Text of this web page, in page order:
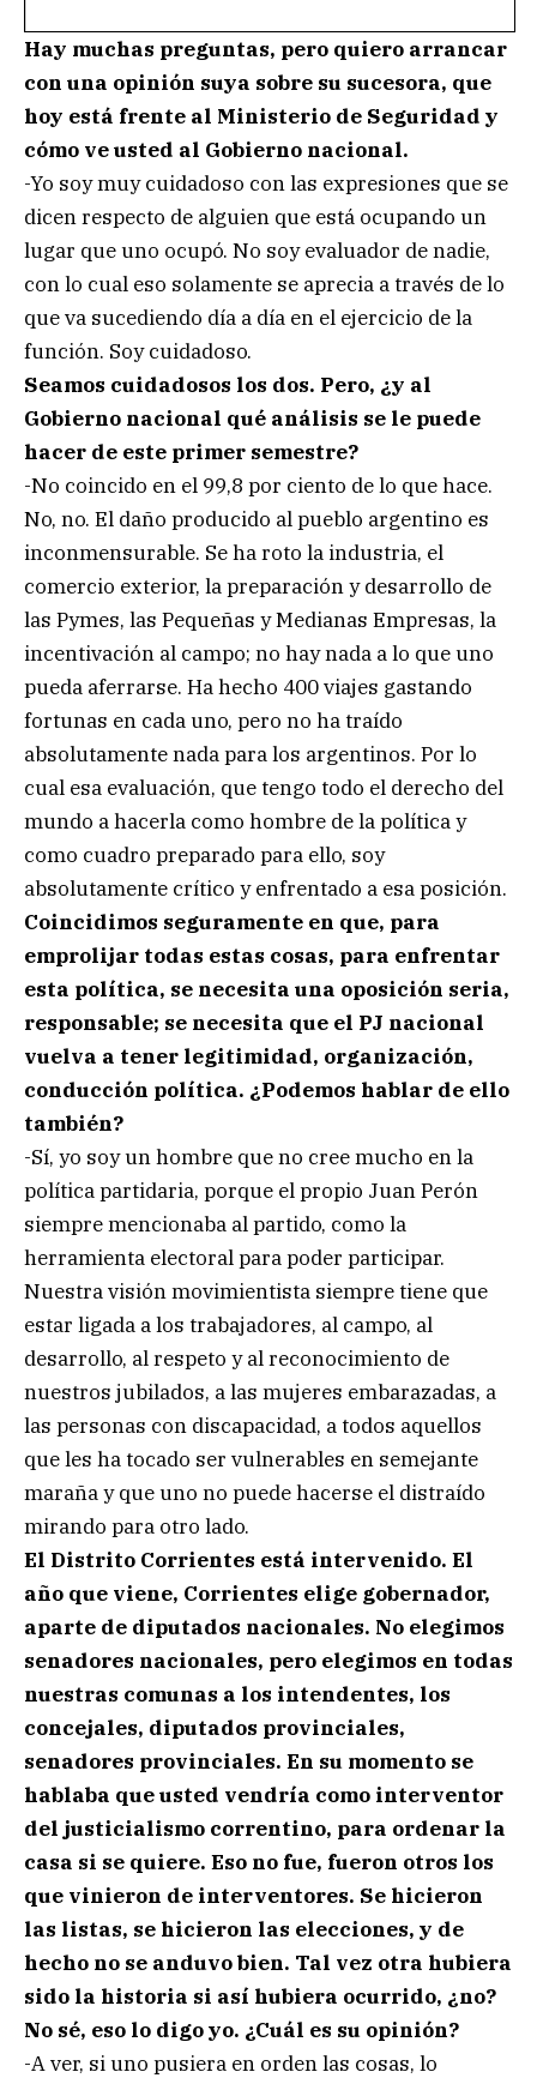
Hay muchas preguntas, pero quiero arrancar
con una opinión suya sobre su sucesora, que
hoy está frente al Ministerio de Seguridad y
cómo ve usted al Gobierno nacional.
-Yo soy muy cuidadoso con las expresiones que se
dicen respecto de alguien que está ocupando un
lugar que uno ocupó. No soy evaluador de nadie,
con lo cual eso solamente se aprecia a través de lo
que va sucediendo día a día en el ejercicio de la
función. Soy cuidadoso.
Seamos cuidadosos los dos. Pero, ¿y al
Gobierno nacional qué análisis se le puede
hacer de este primer semestre?
-No coincido en el 99,8 por ciento de lo que hace.
No, no. El daño producido al pueblo argentino es
inconmensurable. Se ha roto la industria, el
comercio exterior, la preparación y desarrollo de
las Pymes, las Pequeñas y Medianas Empresas, la
incentivación al campo; no hay nada a lo que uno
pueda aferrarse. Ha hecho 400 viajes gastando
fortunas en cada uno, pero no ha traído
absolutamente nada para los argentinos. Por lo
cual esa evaluación, que tengo todo el derecho del
mundo a hacerla como hombre de la política y
como cuadro preparado para ello, soy
absolutamente crítico y enfrentado a esa posición.
Coincidimos seguramente en que, para
emprolijar todas estas cosas, para enfrentar
esta política, se necesita una oposición seria,
responsable; se necesita que el PJ nacional
vuelva a tener legitimidad, organización,
conducción política. ¿Podemos hablar de ello
también?
-Sí, yo soy un hombre que no cree mucho en la
política partidaria, porque el propio Juan Perón
siempre mencionaba al partido, como la
herramienta electoral para poder participar.
Nuestra visión movimientista siempre tiene que
estar ligada a los trabajadores, al campo, al
desarrollo, al respeto y al reconocimiento de
nuestros jubilados, a las mujeres embarazadas, a
las personas con discapacidad, a todos aquellos
que les ha tocado ser vulnerables en semejante
maraña y que uno no puede hacerse el distraído
mirando para otro lado.
El Distrito Corrientes está intervenido. El
año que viene, Corrientes elige gobernador,
aparte de diputados nacionales. No elegimos
senadores nacionales, pero elegimos en todas
nuestras comunas a los intendentes, los
concejales, diputados provinciales,
senadores provinciales. En su momento se
hablaba que usted vendría como interventor
del justicialismo correntino, para ordenar la
casa si se quiere. Eso no fue, fueron otros los
que vinieron de interventores. Se hicieron
las listas, se hicieron las elecciones, y de
hecho no se anduvo bien. Tal vez otra hubiera
sido la historia si así hubiera ocurrido, ¿no?
No sé, eso lo digo yo. ¿Cuál es su opinión?
-A ver, si uno pusiera en orden las cosas, lo